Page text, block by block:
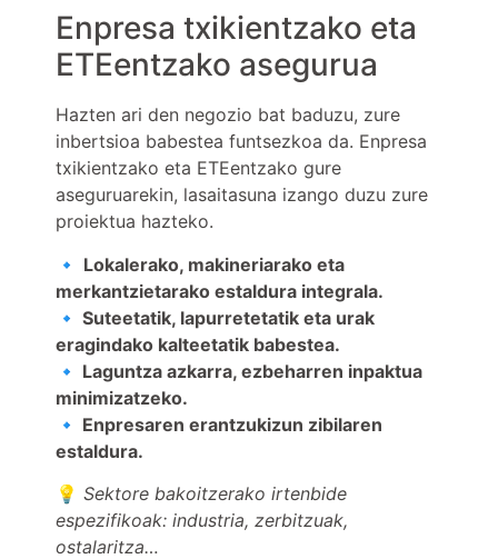
Enpresa txikientzako eta
ETEentzako asegurua
Hazten ari den negozio bat baduzu, zure
inbertsioa babestea funtsezkoa da. Enpresa
txikientzako eta ETEentzako gure
aseguruarekin, lasaitasuna izango duzu zure
proiektua hazteko.
🔹 Lokalerako, makineriarako eta
merkantzietarako estaldura integrala.
🔹 Suteetatik, lapurretetatik eta urak
eragindako kalteetatik babestea.
🔹 Laguntza azkarra, ezbeharren inpaktua
minimizatzeko.
🔹 Enpresaren erantzukizun zibilaren
estaldura.
💡 Sektore bakoitzerako irtenbide
espezifikoak: industria, zerbitzuak,
ostalaritza…